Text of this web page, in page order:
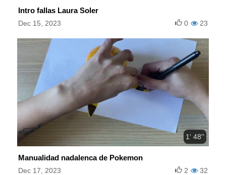
Intro fallas Laura Soler
Dec 15, 2023 23
0
1' 48''
Manualidad nadalenca de Pokemon
Dec 17, 2023 32
2